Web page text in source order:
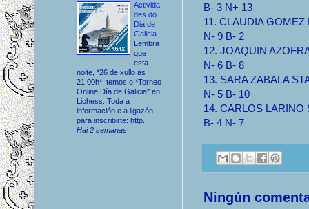
B- 3 N+ 13
11. CLAUDIA GOMEZ
N- 9 B- 2
12. JOAQUIN
N- 6 B- 8
13. SARA ZABALA
N- 5 B- 10
14. CARLOS LARINO
B- 4 N- 7
Ningún
Activida
des do
Dia de
Galicia -
Lembra
que
esta
noite, *26 de xullo ás
21:00h*, temos o *Torneo
Online Día de Galicia* en
Lichess. Toda a
información e a ligazón
para inscribirte: http...
Hai 2 semanas